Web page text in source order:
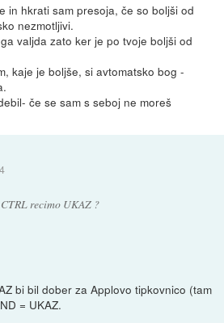
in hkrati sam presoja, če so boljši od
nezmotljivi.
valjda zato ker je po tvoje boljši od
kaje je boljše, si avtomatsko bog -
če se sam s seboj ne moreš
recimo UKAZ ?
bi bil dober za Applovo tipkovnico (tam
= UKAZ.